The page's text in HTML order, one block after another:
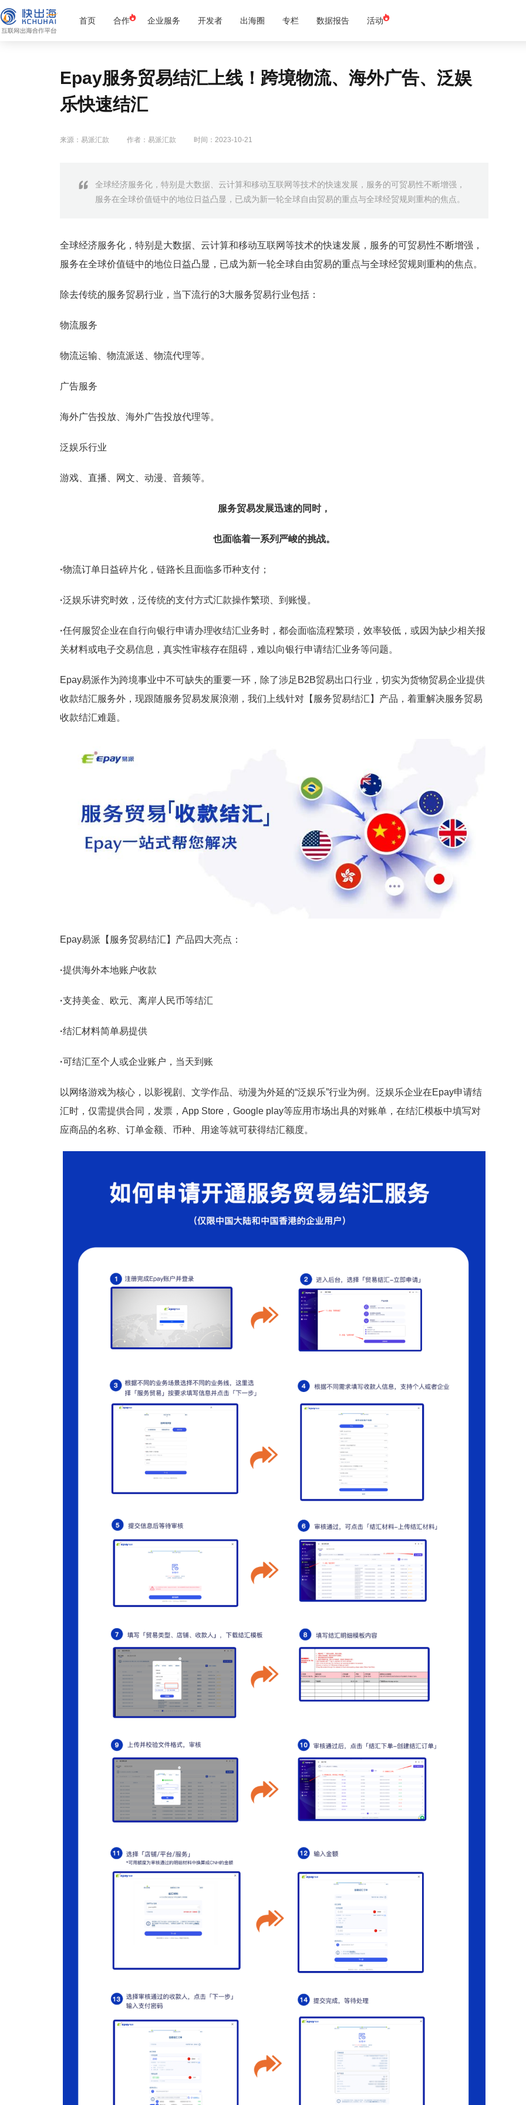
首页 合作 企业服务 开发者 出海圈 专栏 数据报告 活动
Epay服务贸易结汇上线！跨境物流、海外广告、泛娱
乐快速结汇
来源：易派汇款 作者：易派汇款 时间：2023-10-21
全球经济服务化，特别是大数据、云计算和移动互联网等技术的快速发展，服务的可贸易性不断增强，
服务在全球价值链中的地位日益凸显，已成为新一轮全球自由贸易的重点与全球经贸规则重构的焦点。
全球经济服务化，特别是大数据、云计算和移动互联网等技术的快速发展，服务的可贸易性不断增强，
服务在全球价值链中的地位日益凸显，已成为新一轮全球自由贸易的重点与全球经贸规则重构的焦点。
除去传统的服务贸易行业，当下流行的3大服务贸易行业包括：
物流服务
物流运输、物流派送、物流代理等。
广告服务
海外广告投放、海外广告投放代理等。
泛娱乐行业
游戏、直播、网文、动漫、音频等。
服务贸易发展迅速的同时，
也面临着一系列严峻的挑战。
·物流订单日益碎片化，链路长且面临多币种支付；
·泛娱乐讲究时效，泛传统的支付方式汇款操作繁琐、到账慢。
·任何服贸企业在自行向银行申请办理收结汇业务时，都会面临流程繁琐，效率较低，或因为缺少相关报
关材料或电子交易信息，真实性审核存在阻碍，难以向银行申请结汇业务等问题。
Epay易派作为跨境事业中不可缺失的重要一环，除了涉足B2B贸易出口行业，切实为货物贸易企业提供
收款结汇服务外，现跟随服务贸易发展浪潮，我们上线针对【服务贸易结汇】产品，着重解决服务贸易
收款结汇难题。
Epay易派【服务贸易结汇】产品四大亮点：
·提供海外本地账户收款
·支持美金、欧元、离岸人民币等结汇
·结汇材料简单易提供
·可结汇至个人或企业账户，当天到账
以网络游戏为核心，以影视剧、文学作品、动漫为外延的“泛娱乐”行业为例。泛娱乐企业在Epay申请结
汇时，仅需提供合同，发票，App Store，Google play等应用市场出具的对账单，在结汇模板中填写对
应商品的名称、订单金额、币种、用途等就可获得结汇额度。